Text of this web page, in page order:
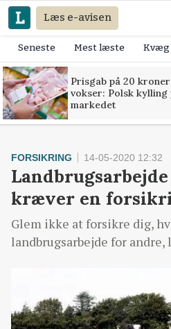
Læs e-avisen
Seneste Mest læste Kvæg
Prisgab på 20
vokser: Polsk kylling
markedet
FORSIKRING 14-05-2020 12:32
kræver en
Glem ikke at forsikre dig,
landbrugsarbejde for andre,